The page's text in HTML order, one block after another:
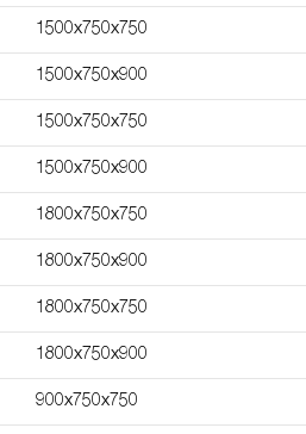
1500х750х750
1500х750х900
1500х750х750
1500х750х900
1800х750х750
1800х750х900
1800х750х750
1800х750х900
900x750x750